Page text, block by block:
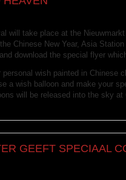
will take place at the
Chinese New Year, Asia
and download the special flyer
wish painted in Chinese
a wish balloon and make your
will be released into the sky at
GEEFT SPECIAAL